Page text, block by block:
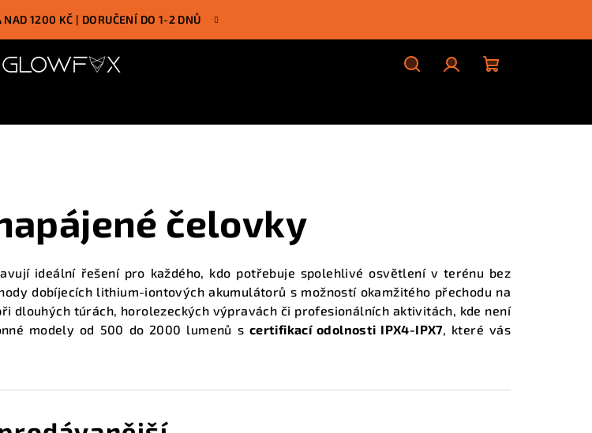
1200 KČ | DORUČENÍ DO 1-2 DNŮ
čelovky
ideální řešení pro každého, kdo potřebuje spolehlivé osvětlení v terénu bez
dobíjecích lithium-iontových akumulátorů s možností okamžitého přechodu na
dlouhých túrách, horolezeckých výpravách či profesionálních aktivitách, kde není
modely od 500 do 2000 lumenů s certifikací odolnosti IPX4-IPX7, které vás